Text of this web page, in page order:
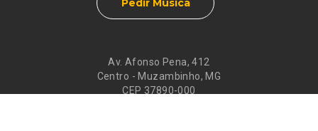
Av. Afonso Pena, 412
Centro - Muzambinho, MG
CEP 37890-000
Pedir Música